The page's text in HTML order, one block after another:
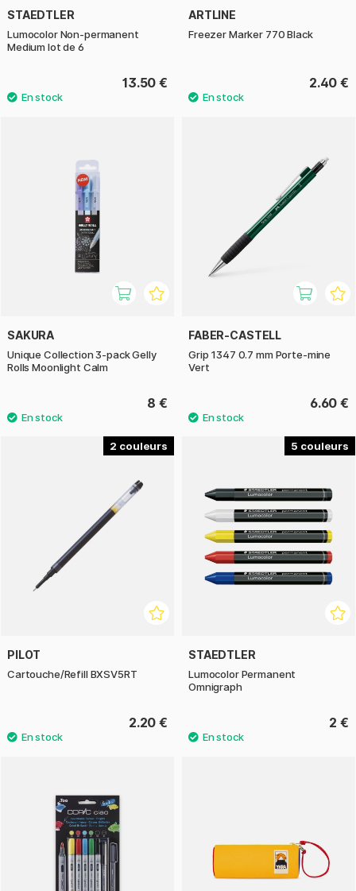
STAEDTLER
Lumocolor Non-permanent
Medium lot de 6
13.50 €
ARTLINE
Freezer Marker 770 Black
2.40 €
SAKURA
Unique Collection 3-pack Gelly
Rolls Moonlight Calm
8 €
FABER-CASTELL
Grip 1347 0.7 mm Porte-mine
Vert
6.60 €
2
PILOT
Cartouche/Refill BXSV5RT
2.20 €
5
STAEDTLER
Lumocolor Permanent
Omnigraph
2 €